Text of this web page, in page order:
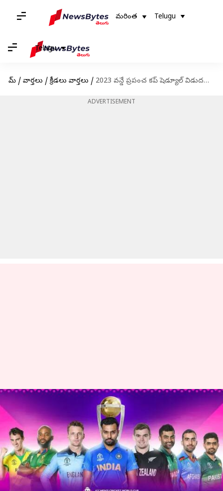
మరింత Telugu
Telugu
హోమ్ / వార్తలు / క్రీడలు వార్తలు / 2023 వన్డే ప్రపంచ కప్ షెడ్యూల్ విడుదల.. దయాదుల సమరం ఎప్పుడంటే..?
ADVERTISEMENT
2023 వన్డే ప్రపంచ కప్ షెడ్యూల్
విడుదల.. దయాదుల సమరం
ఎప్పుడంటే..?
వ్రాసిన వారు Jayachandra Akuri Jun 27, 2023 01:03 pm
ఈ వార్తాకథనం ఏంటి